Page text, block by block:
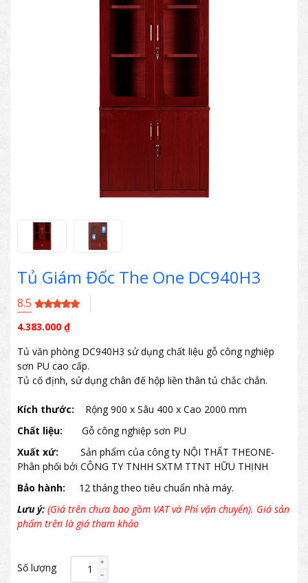
Tủ Giám Đốc The One DC940H3
8.5
4.383.000 ₫
Tủ văn phòng DC940H3 sử dụng chất liệu gỗ công nghiệp
sơn PU cao cấp.
Tủ cố định, sử dụng chân đế hộp liền thân tủ chắc chắn.
Kích thước: Rộng 900 x Sâu 400 x Cao 2000 mm
Chất liệu:
Gỗ công nghiệp sơn PU
Xuất xứ:
Sản phẩm của công ty NỘI THẤT THEONE-
Phân phối bởi CÔNG TY TNHH SXTM TTNT HỮU THỊNH
Bảo hành:
12 tháng theo tiêu chuẩn nhà máy.
Lưu ý: (Giá trên chưa bao gồm VAT và Phí vận chuyển). Giá sản
phẩm trên là giá tham khảo
Số lượng